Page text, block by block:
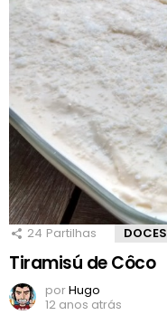
24 Partilhas DOCES
Tiramisú de Côco
porHugo
12 anos atrás